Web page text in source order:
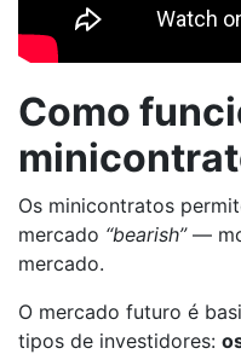
Como
Os minicontratos
mercado “bearish”—
mercado.
O mercado futuro é
tipos de investidores: